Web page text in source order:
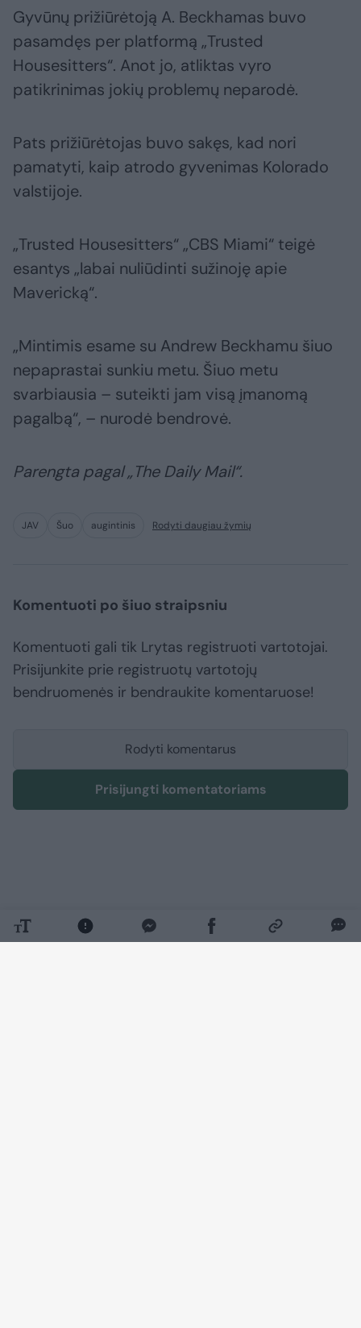
Gyvūnų prižiūrėtoją A. Beckhamas buvo
pasamdęs per platformą „Trusted
Housesitters“. Anot jo, atliktas vyro
patikrinimas jokių problemų neparodė.
Pats prižiūrėtojas buvo sakęs, kad nori
pamatyti, kaip atrodo gyvenimas Kolorado
valstijoje.
„Trusted Housesitters“ „CBS Miami“ teigė
esantys „labai nuliūdinti sužinoję apie
Mavericką“.
„Mintimis esame su Andrew Beckhamu šiuo
nepaprastai sunkiu metu. Šiuo metu
svarbiausia – suteikti jam visą įmanomą
pagalbą“, – nurodė bendrovė.
Parengta pagal „The Daily Mail“.
JAV Šuo augintinis Rodyti daugiau žymių
Komentuoti po šiuo straipsniu
Komentuoti gali tik Lrytas registruoti vartotojai.
Prisijunkite prie registruotų vartotojų
bendruomenės ir bendraukite komentaruose!
Rodyti komentarus
Prisijungti komentatoriams